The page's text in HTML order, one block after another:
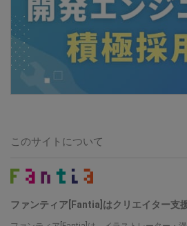
このサイトについて
ファンティア[Fantia]はクリエイター支